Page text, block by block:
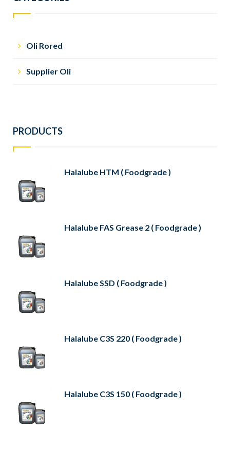
Oli Rored
Supplier Oli
PRODUCTS
Halalube HTM ( Foodgrade )
Halalube FAS Grease 2 ( Foodgrade )
Halalube SSD ( Foodgrade )
Halalube C3S 220 ( Foodgrade )
Halalube C3S 150 ( Foodgrade )